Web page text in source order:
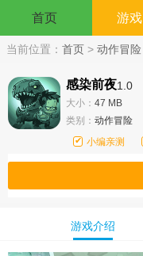
首页 游戏
当前位置： 首页 > 动作冒险
感染前夜1.0
大小： 47 MB
类别： 动作冒险
小编亲测
游戏介绍